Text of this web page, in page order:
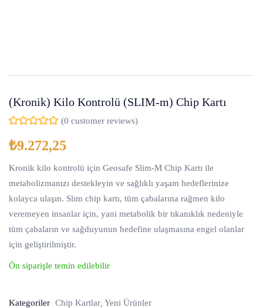
(Kronik) Kilo Kontrolü (SLIM-m) Chip Kartı
(0 customer reviews)
₺9.272,25
Kronik kilo kontrolü için Geosafe Slim-M Chip Kartı ile
metabolizmanızı destekleyin ve sağlıklı yaşam hedeflerinize
kolayca ulaşın. Slım chip kartı, tüm çabalarına rağmen kilo
veremeyen insanlar için, yani metabolik bir tıkanıklık nedeniyle
tüm çabaların ve sağduyunun hedefine ulaşmasına engel olanlar
için geliştirilmiştir.
Ön siparişle temin edilebilir
Kategoriler Chip Kartlar Yeni Ürünler